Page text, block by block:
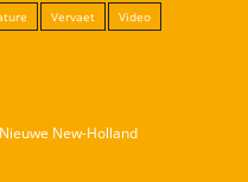
Vervaet Video
New-Holland